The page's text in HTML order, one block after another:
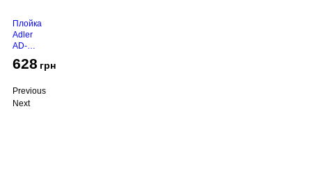
Плойка
Adler
AD-
2116
628 грн
Previous
Next